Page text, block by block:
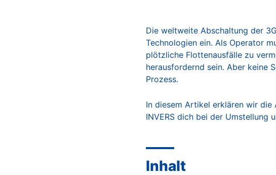
Die weltweite Abschaltung der
Technologien ein. Als Operator
plötzliche Flottenausfälle zu
herausfordernd sein. Aber keine
Prozess.
In diesem Artikel erklären wir die
INVERS dich bei der Umstellung
Inhalt